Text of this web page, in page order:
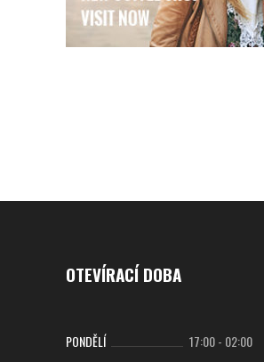
OTEVÍRACÍ DOBA
PONDĚLÍ 17:00- 02:00